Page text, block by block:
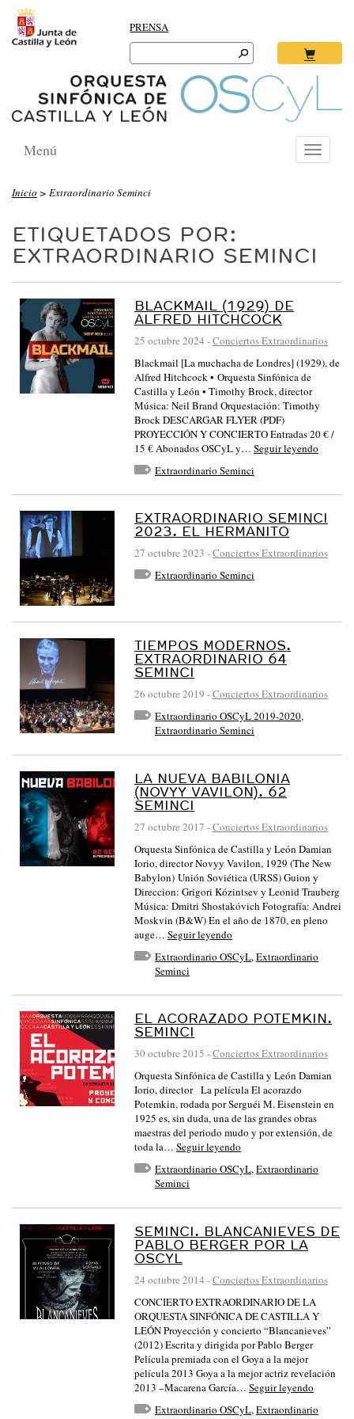
PRENSA
Search
for:
Toggle
Menú
Inicio > Extraordinario Seminci
ETIQUETADOS POR:
EXTRAORDINARIO SEMINCI
BLACKMAIL (1929) DE
ALFRED HITCHCOCK
25 octubre 2024 -Conciertos Extraordinarios
Blackmail [La muchacha de Londres] (1929), de
Alfred Hitchcock • Orquesta Sinfónica de
Castilla y León • Timothy Brock, director
Música: Neil Brand Orquestación: Timothy
Brock DESCARGAR FLYER (PDF)
PROYECCIÓN Y CONCIERTO Entradas 20 € /
15 € Abonados OSCyL y… Seguir leyendo
Extraordinario Seminci
EXTRAORDINARIO SEMINCI
2023. EL HERMANITO
27 octubre 2023 -Conciertos Extraordinarios
Extraordinario Seminci
TIEMPOS MODERNOS.
EXTRAORDINARIO 64
SEMINCI
26 octubre 2019 -Conciertos Extraordinarios
Extraordinario OSCyL 2019-2020,
Extraordinario Seminci
LA NUEVA BABILONIA
(NOVYY VAVILON). 62
SEMINCI
27 octubre 2017 -Conciertos Extraordinarios
Orquesta Sinfónica de Castilla y León Damian
Iorio, director Novyy Vavilon, 1929 (The New
Babylon) Unión Soviética (URSS) Guion y
Direccion: Grigori Kózintsev y Leonid Trauberg
Música: Dmitri Shostakóvich Fotografía: Andrei
Moskvin (B&W) En el año de 1870, en pleno
auge… Seguir leyendo
Extraordinario OSCyL,Extraordinario
Seminci
EL ACORAZADO POTEMKIN.
SEMINCI
30 octubre 2015 -Conciertos Extraordinarios
Orquesta Sinfónica de Castilla y León Damian
Iorio, director La película El acorazdo
Potemkin, rodada por Serguéi M. Eisenstein en
1925 es, sin duda, una de las grandes obras
maestras del periodo mudo y por extensión, de
toda la… Seguir leyendo
Extraordinario OSCyL,Extraordinario
Seminci
SEMINCI. BLANCANIEVES DE
PABLO BERGER POR LA
OSCYL
24 octubre 2014 -Conciertos Extraordinarios
CONCIERTO EXTRAORDINARIO DE LA
ORQUESTA SINFÓNICA DE CASTILLA Y
LEÓN Proyección y concierto “Blancanieves”
(2012) Escrita y dirigida por Pablo Berger
Película premiada con el Goya a la mejor
película 2013 Goya a la mejor actriz revelación
2013 –Macarena García… Seguir leyendo
Extraordinario OSCyL,Extraordinario